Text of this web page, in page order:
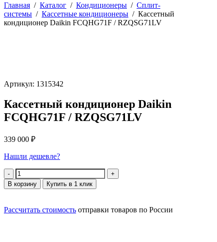
Главная / Каталог / Кондиционеры / Сплит-
системы / Кассетные кондиционеры / Кассетный
кондиционер Daikin FCQHG71F / RZQSG71LV
Артикул: 1315342
Кассетный кондиционер Daikin
FCQHG71F / RZQSG71LV
339 000 ₽
Нашли дешевле?
Количество
В корзину Купить в 1 клик
Рассчитать стоимость отправки товаров по России